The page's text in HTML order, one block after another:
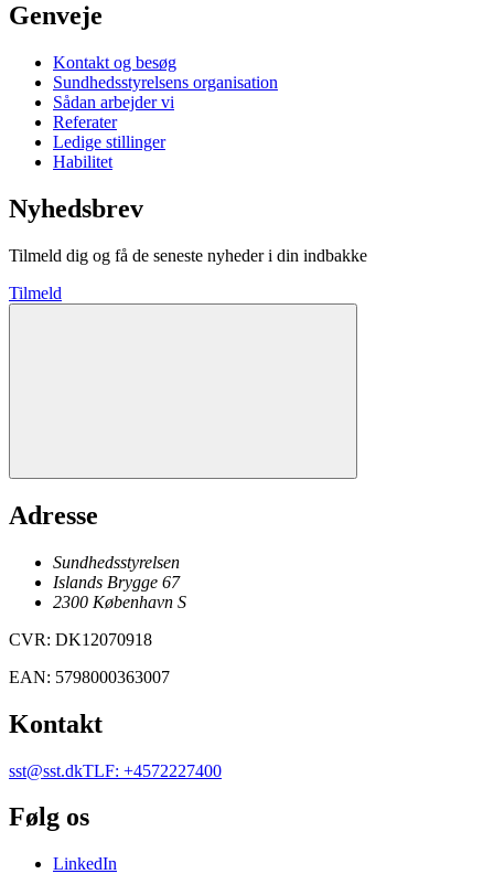
Genveje
Kontakt og besøg
Sundhedsstyrelsens organisation
Sådan arbejder vi
Referater
Ledige stillinger
Habilitet
Nyhedsbrev
Tilmeld dig og få de seneste nyheder i din indbakke
Tilmeld
Adresse
Sundhedsstyrelsen
Islands Brygge 67
2300 København S
CVR: DK12070918
EAN: 5798000363007
Kontakt
sst@sst.dkTLF: +4572227400
Følg os
LinkedIn